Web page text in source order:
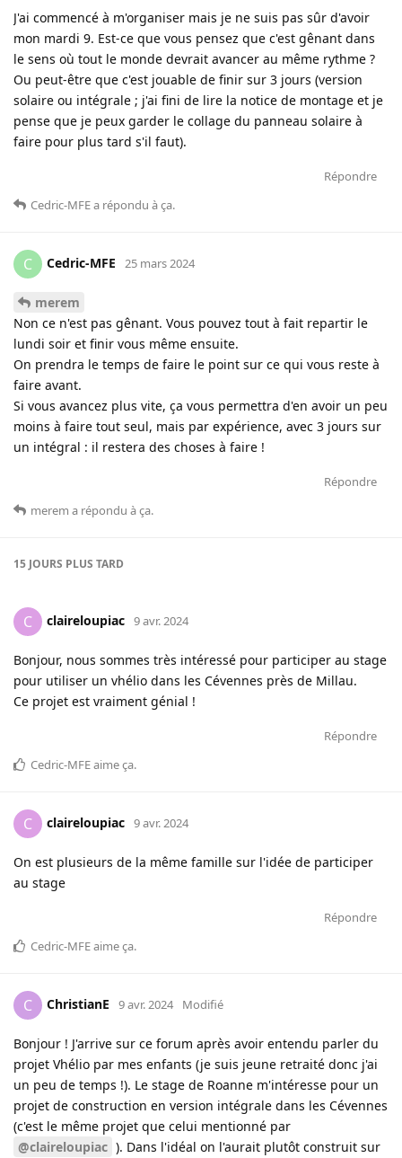
J'ai commencé à m'organiser mais je ne suis pas sûr d'avoir
mon mardi 9. Est-ce que vous pensez que c'est gênant dans
le sens où tout le monde devrait avancer au même rythme ?
Ou peut-être que c'est jouable de finir sur 3 jours (version
solaire ou intégrale ; j'ai fini de lire la notice de montage et je
pense que je peux garder le collage du panneau solaire à
faire pour plus tard s'il faut).
Répondre
Cedric-MFEa répondu à ça.
C Cedric-MFE 25 mars 2024
merem
Non ce n'est pas gênant. Vous pouvez tout à fait repartir le
lundi soir et finir vous même ensuite.
On prendra le temps de faire le point sur ce qui vous reste à
faire avant.
Si vous avancez plus vite, ça vous permettra d'en avoir un peu
moins à faire tout seul, mais par expérience, avec 3 jours sur
un intégral : il restera des choses à faire !
Répondre
merem a répondu à ça.
15 JOURS PLUS TARD
C claireloupiac 9 avr. 2024
Bonjour, nous sommes très intéressé pour participer au stage
pour utiliser un vhélio dans les Cévennes près de Millau.
Ce projet est vraiment génial !
Répondre
Cedric-MFEaime ça.
C claireloupiac 9 avr. 2024
On est plusieurs de la même famille sur l'idée de participer
au stage
Répondre
Cedric-MFEaime ça.
C ChristianE 9 avr. 2024 Modifié
Bonjour ! J'arrive sur ce forum après avoir entendu parler du
projet Vhélio par mes enfants (je suis jeune retraité donc j'ai
un peu de temps !). Le stage de Roanne m'intéresse pour un
projet de construction en version intégrale dans les Cévennes
(c'est le même projet que celui mentionné par
@claireloupiac ). Dans l'idéal on l'aurait plutôt construit sur